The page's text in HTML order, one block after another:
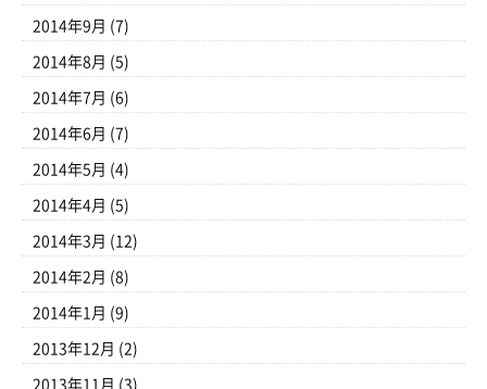
2014年9月 (7)
2014年8月 (5)
2014年7月 (6)
2014年6月 (7)
2014年5月 (4)
2014年4月 (5)
2014年3月 (12)
2014年2月 (8)
2014年1月 (9)
2013年12月 (2)
2013年11月 (3)